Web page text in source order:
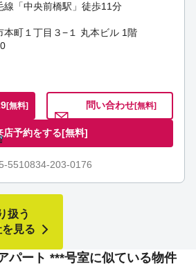
線「中央前橋駅」徒歩11分
本町１丁目３−１ 丸本ビル 1階
[無料] 問い合わせ[無料]
店予約をする[無料]
5510834-203-0176
扱う
見る
パート ***号室に似ている物件